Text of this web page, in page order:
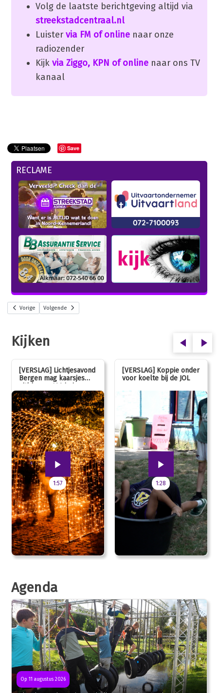
Volg de laatste berichtgeving altijd via
streekstadcentraal.nl
Luister via FM of onlinenaar onze
radiozender
Kijk via Ziggo, KPN of onlinenaar ons TV
kanaal
Save
RECLAME
Vorige Volgende
Kijken
[VERSLAG] Lichtjesavond
Bergen mag kaarsjes
uitblazen: 100 jarig
jubileum!
1:57
[VERSLAG] Koppie onder
voor koelte bij de JOL
1:28
Agenda
Op 11 augustus 2026